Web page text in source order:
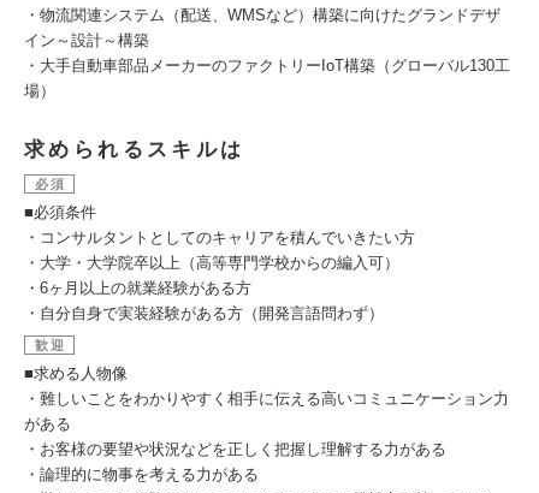
・物流関連システム（配送、WMSなど）構築に向けたグランドデザ
イン～設計～構築
・大手自動車部品メーカーのファクトリーIoT構築（グローバル130工
場）
求められるスキルは
必須
■必須条件
・コンサルタントとしてのキャリアを積んでいきたい方
・大学・大学院卒以上（高等専門学校からの編入可）
・6ヶ月以上の就業経験がある方
・自分自身で実装経験がある方（開発言語問わず）
歓迎
■求める人物像
・難しいことをわかりやすく相手に伝える高いコミュニケーション力
がある
・お客様の要望や状況などを正しく把握し理解する力がある
・論理的に物事を考える力がある